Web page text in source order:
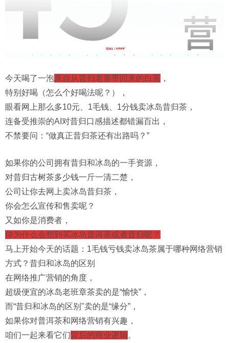
今天喝了一泡亲自从昔归老寨带回来的白茶 ，
特别好喝（怎么个好喝法呢？），
眼看网上那么多10元、1毛钱、1分钱卖冰岛昔归茶，
连备受推崇的AI对昔归口感描述都错漏百出，
不禁要问：“做真正昔归茶还有出路吗？”
如果你的公司拥有昔归和冰岛的一手资源，
对昔归古树茶多少钱一斤一清二楚，
公司让你去网上卖冰岛昔归茶，
你会怎么宣传和售卖呢？
又如你是消费者，
你为什么会想到买冰岛普洱茶或者昔归呢？
马上开始今天的话题：1毛钱亏钱卖冰岛茶属于哪种网络营销
方式？昔归和冰岛的区别
在网络推广营销的角度，
超级便宜的冰岛老班章茶卖的是“愉快”，
而“昔归和冰岛的区别"卖的是“缘分”，
如果你对普洱茶和网络营销有兴趣，
咱们一起来看它们背后的商业逻辑。